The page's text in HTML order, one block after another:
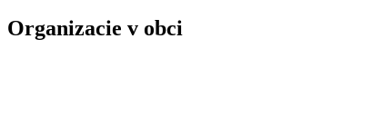
Organizacie v obci